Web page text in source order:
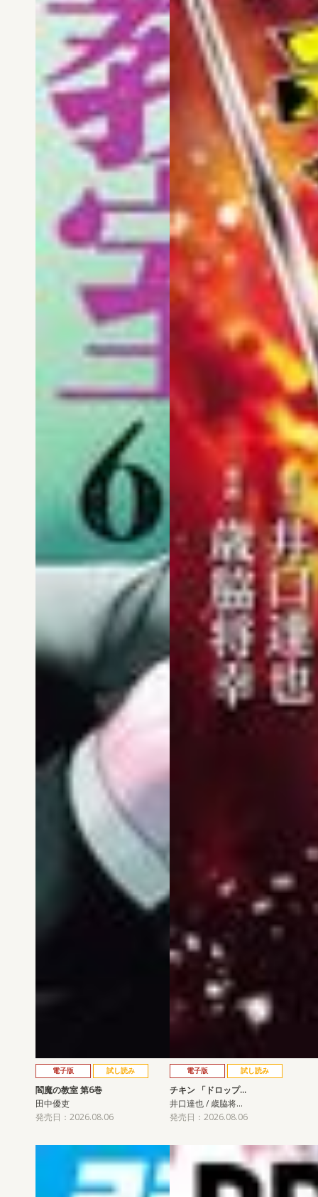
電子版 試し読み
閻魔の教室 第6巻
田中優吏
発売日：2026.08.06
電子版 試し読み
チキン 「ドロップ…
井口達也 / 歳脇将…
発売日：2026.08.06